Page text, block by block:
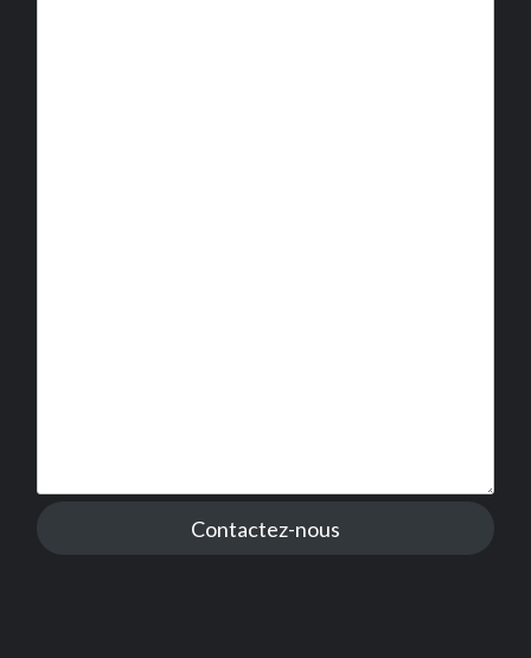
Contactez-nous